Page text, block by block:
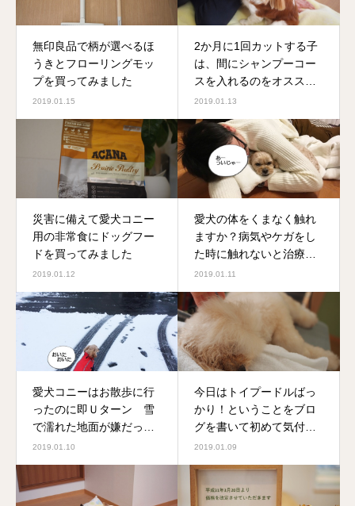
無印良品で柄が選べるほ
うきとフローリングモッ
プを買ってみました
2019.01.15
2か月に1回カットする子
は、間にシャンプーコー
スを入れるのをオススメ
しています
2019.01.13
災害に備えて愛犬コニー
用の非常食にドッグフー
ドを買ってみました
2019.01.12
愛犬の体をくまなく触れ
ますか？病気やケガをし
た時に触れないと治療が
できないので今のうちに
2019.01.11
愛犬コニーはお散歩に行
ったのに即Ｕターン 雪
で濡れた地面が嫌だった
みたいです
2019.01.10
今日はトイプードルばっ
かり！ということをブロ
グを書いて初めて気付き
ました(笑)
2019.01.09